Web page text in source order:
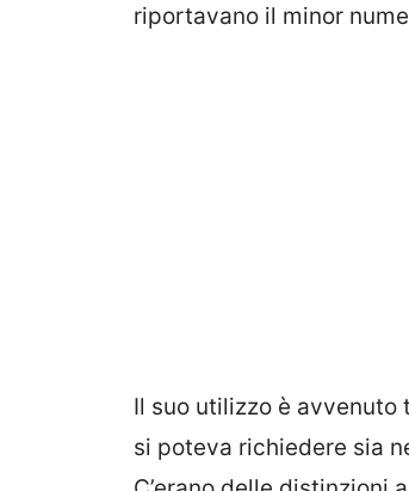
riportavano il minor
Il suo utilizzo è
si poteva richiedere sia